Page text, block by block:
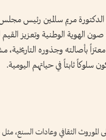
مريم سالمين رئيس مجلس
الهوية الوطنية وتعزيز
معتزاً بأصالته وجذوره
سلوكاً ثابتاً في حياتهم اليومية.
الموروث الثقافي وعادات السنع،